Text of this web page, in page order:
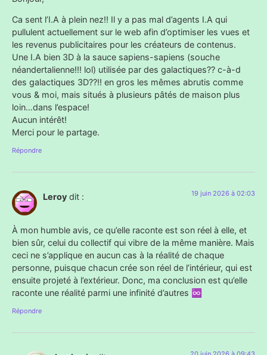
Ca sent l’I.A à plein nez!! Il y a pas mal d’agents I.A qui
pullulent actuellement sur le web afin d’optimiser les vues et
les revenus publicitaires pour les créateurs de contenus.
Une I.A bien 3D à la sauce sapiens-sapiens (souche
néandertalienne!!! lol) utilisée par des galactiques?? c-à-d
des galactiques 3D??!! en gros les mêmes abrutis comme
vous & moi, mais situés à plusieurs pâtés de maison plus
loin…dans l’espace!
Aucun intérêt!
Merci pour le partage.
Répondre
Leroy dit : 19 juin 2026 à 02:03
À mon humble avis, ce qu’elle raconte est son réel à elle, et
bien sûr, celui du collectif qui vibre de la même manière. Mais
ceci ne s’applique en aucun cas à la réalité de chaque
personne, puisque chacun crée son réel de l’intérieur, qui est
ensuite projeté à l’extérieur. Donc, ma conclusion est qu’elle
raconte une réalité parmi une infinité d’autres ♾️
Répondre